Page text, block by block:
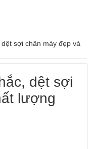
sợi chân mày đẹp và
dệt sợi
lượng